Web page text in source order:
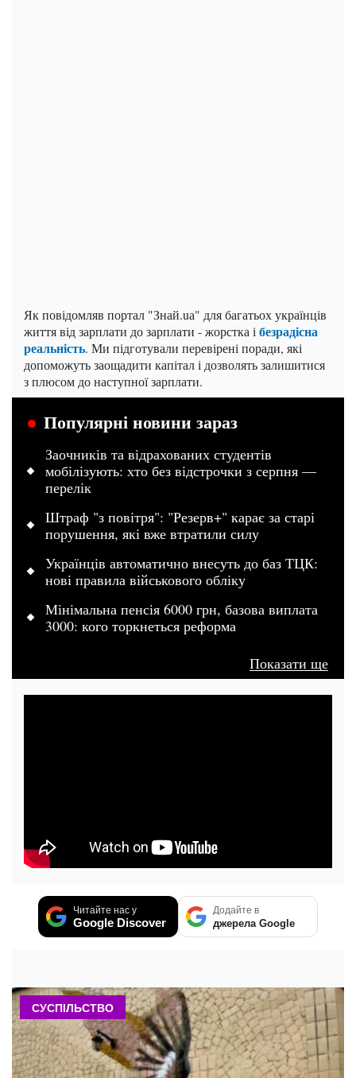
Як повідомляв портал "Знай.uа" для багатьох українців
життя від зарплати до зарплати - жорстка і безрадісна
реальність. Ми підготували перевірені поради, які
допоможуть заощадити капітал і дозволять залишитися
з плюсом до наступної зарплати.
Популярні новини зараз
Заочників та відрахованих студентів
мобілізують: хто без відстрочки з серпня —
перелік
Штраф "з повітря": "Резерв+" карає за старі
порушення, які вже втратили силу
Українців автоматично внесуть до баз ТЦК:
нові правила військового обліку
Мінімальна пенсія 6000 грн, базова виплата
3000: кого торкнеться реформа
Показати ще
Читайте нас у
Google Discover
Додайте в
джерела Google
СУСПІЛЬСТВО